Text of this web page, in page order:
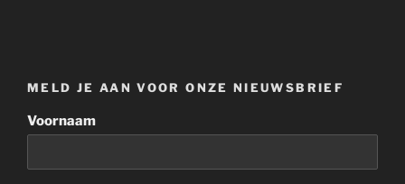
MELD JE AAN VOOR ONZE NIEUWSBRIEF
Voornaam